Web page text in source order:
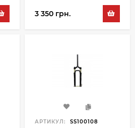
3 350 грн.
АРТИКУЛ: SS100108